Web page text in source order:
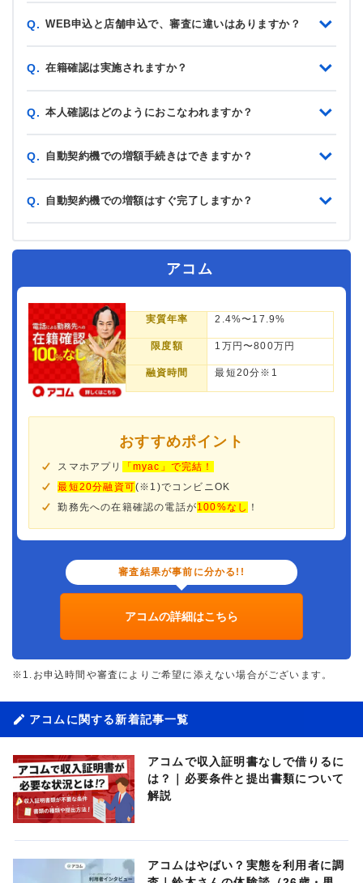
Q. WEB申込と店舗申込で、審査に違いはありますか？
Q. 在籍確認は実施されますか？
Q. 本人確認はどのようにおこなわれますか？
Q. 自動契約機での増額手続きはできますか？
Q. 自動契約機での増額はすぐ完了しますか？
アコム
実質年率 2.4%〜17.9%
限度額 1万円〜800万円
融資時間 最短20分※1
おすすめポイント
スマホアプリ
「myac」で完結！
最短20分融資可(※1)でコンビニOK
勤務先への在籍確認の電話が100%なし ！
審査結果が事前に分かる!!
アコムの詳細はこちら
※1.お申込時間や審査によりご希望に添えない場合がございます。
アコムに関する新着記事一覧
アコムで収入証明書なしで借りるに
は？｜必要条件と提出書類について
解説
アコムはやばい？実態を利用者に調